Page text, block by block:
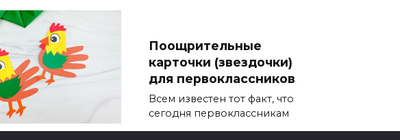
Поощрительные
карточки (звездочки)
для первоклассников
Всем известен тот факт, что
сегодня первоклассникам